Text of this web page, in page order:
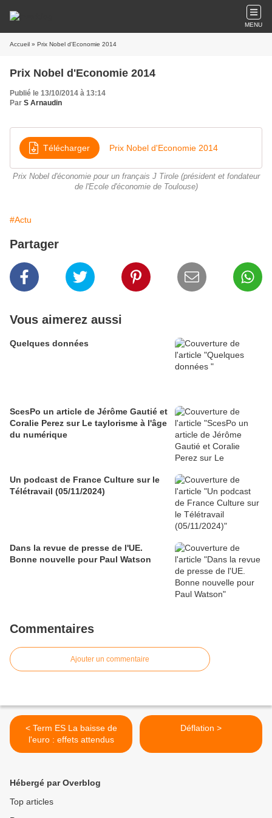
MENU
Accueil » Prix Nobel d'Economie 2014
Prix Nobel d'Economie 2014
Publié le 13/10/2014 à 13:14
Par S Arnaudin
Télécharger Prix Nobel d'Economie 2014
Prix Nobel d'économie pour un français J Tirole (président et fondateur
de l'Ecole d'économie de Toulouse)
#Actu
Partager
Vous aimerez aussi
Quelques données
ScesPo un article de Jérôme Gautié et
Coralie Perez sur Le taylorisme à l'âge
du numérique
Un podcast de France Culture sur le
Télétravail (05/11/2024)
Dans la revue de presse de l'UE.
Bonne nouvelle pour Paul Watson
Commentaires
Ajouter un commentaire
< Term ES La baisse de
l'euro : effets attendus
Déflation >
Hébergé par Overblog
Top articles